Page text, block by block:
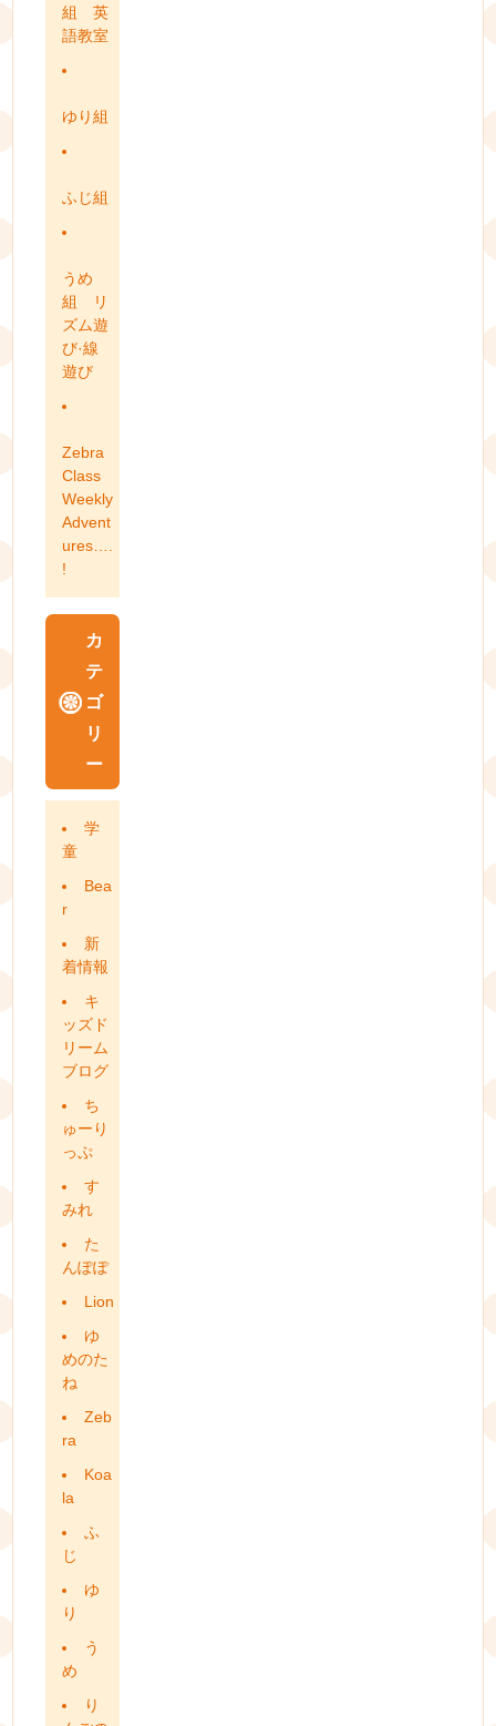
組 英
語教室
ゆり組
ふじ組
うめ
組 リ
ズム遊
び·線
遊び
Zebra
Class
Weekly
Advent
ures….
!
カ
テ
ゴ
リ
ー
学
童
Bea
r
新
着情報
キ
ッズド
リーム
ブログ
ち
ゅーり
っぷ
す
みれ
た
んぽぽ
Lion
ゆ
めのた
ね
Zeb
ra
Koa
la
ふ
じ
ゆ
り
う
め
り